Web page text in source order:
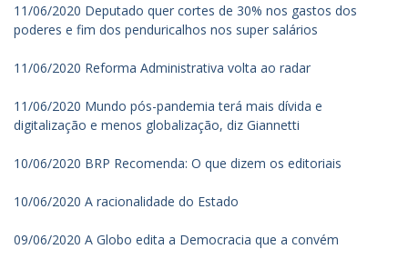
11/06/2020 Deputado quer cortes de 30% nos gastos dos
poderes e fim dos penduricalhos nos super salários
11/06/2020 Reforma Administrativa volta ao radar
11/06/2020 Mundo pós-pandemia terá mais dívida e
digitalização e menos globalização, diz Giannetti
10/06/2020 BRP Recomenda: O que dizem os editoriais
10/06/2020 A racionalidade do Estado
09/06/2020 A Globo edita a Democracia que a convém